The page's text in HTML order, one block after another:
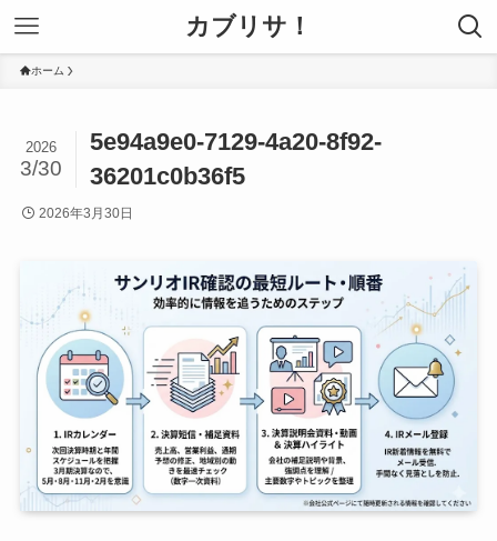
カブリサ！
ホーム
5e94a9e0-7129-4a20-8f92-
36201c0b36f5
2026
3/30
2026年3月30日